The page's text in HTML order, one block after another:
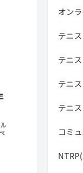
オン
テニ
テニ
テニ
テニ
コミ